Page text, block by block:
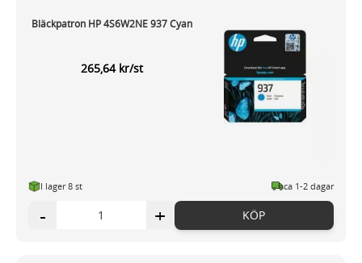
Bläckpatron HP 4S6W2NE 937 Cyan
265,64 kr/st
I lager 8 st ca 1-2 dagar
- + KÖP